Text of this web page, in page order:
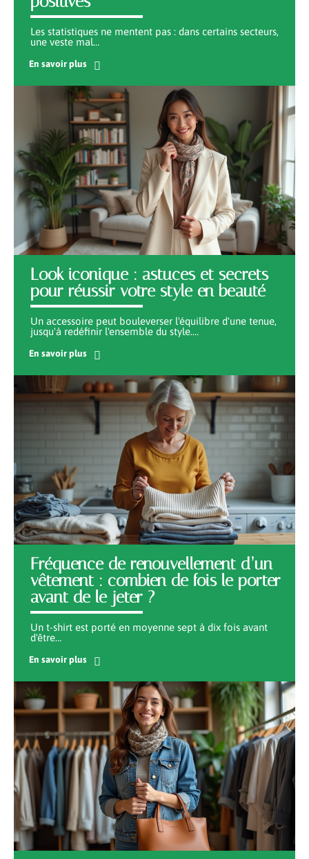
Les statistiques ne mentent pas : dans certains secteurs,
une veste mal…
En savoir plus
Look iconique : astuces et secrets
pour réussir votre style en beauté
Un accessoire peut bouleverser l'équilibre d'une tenue,
jusqu'à redéfinir l'ensemble du style.…
En savoir plus
Fréquence de renouvellement d’un
vêtement : combien de fois le porter
avant de le jeter ?
Un t-shirt est porté en moyenne sept à dix fois avant
d'être…
En savoir plus